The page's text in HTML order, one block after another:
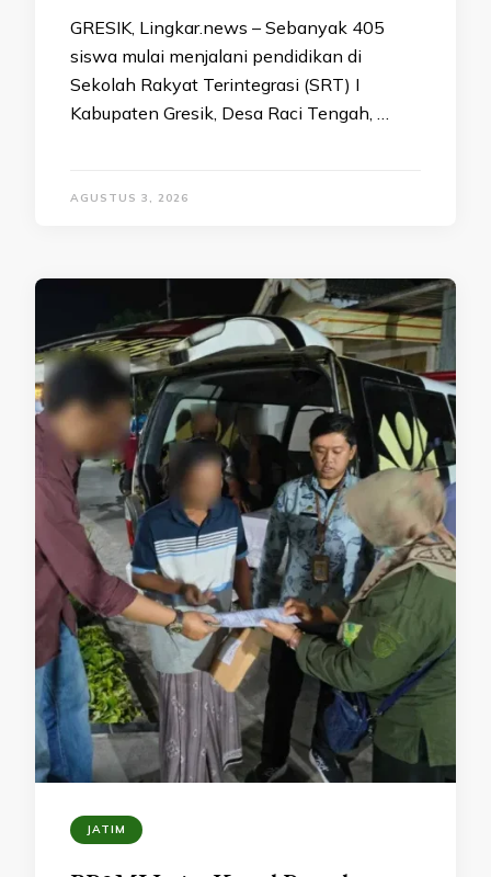
GRESIK, Lingkar.news – Sebanyak 405
siswa mulai menjalani pendidikan di
Sekolah Rakyat Terintegrasi (SRT) I
Kabupaten Gresik, Desa Raci Tengah, …
AGUSTUS 3, 2026
JATIM